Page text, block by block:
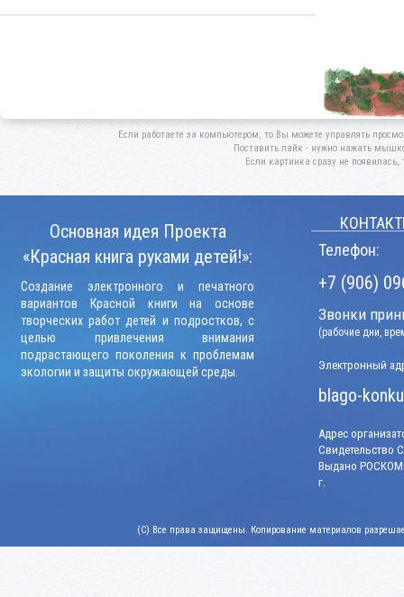
Если работаете за компьютером, то Вы можете управлять
Поставить лайк - нужно нажать
Если картинка сразу не появилась,
Основная идея Проекта
«Красная книга руками детей!»:
Создание электронного и печатного
вариантов Красной книги на основе
творческих работ детей и подростков, с
целью привлечения внимания
подрастающего поколения к проблемам
экологии и защиты окружающей среды.
Телефон:
+7 (906)
Звонки
(рабочие дни,
Электронный
blago-
Адрес
Свидетельство
Выдано
г.
(C) Все права защищены. Копирование материалов